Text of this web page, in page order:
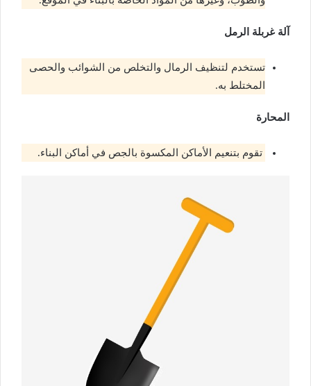
آلة غربلة الرمل
تستخدم لتنظيف الرمال والتخلص من الشوائب والحصى
المختلط به.
المحارة
تقوم بتنعيم الأماكن المكسوة بالجص في أماكن البناء.